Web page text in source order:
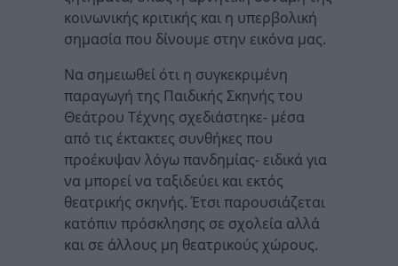
κοινωνικής κριτικής και η υπερβολική
σημασία που δίνουμε στην εικόνα μας.
Να σημειωθεί ότι η συγκεκριμένη
παραγωγή της Παιδικής Σκηνής του
Θεάτρου Τέχνης σχεδιάστηκε- μέσα
από τις έκτακτες συνθήκες που
προέκυψαν λόγω πανδημίας- ειδικά για
να μπορεί να ταξιδεύει και εκτός
θεατρικής σκηνής. Έτσι παρουσιάζεται
κατόπιν πρόσκλησης σε σχολεία αλλά
και σε άλλους μη θεατρικούς χώρους.